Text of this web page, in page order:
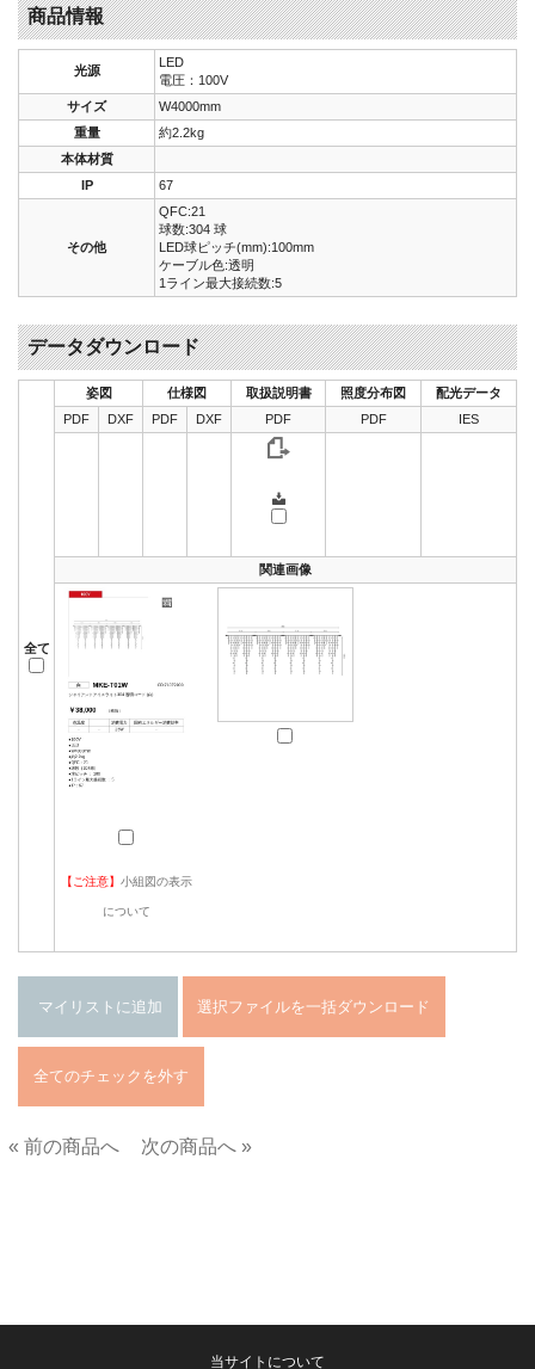
商品情報
光源
LED
電圧：100V
サイズ
W4000mm
重量
約2.2kg
本体材質
IP
67
その他
QFC:21
球数:304 球
LED球ピッチ(mm):100mm
ケーブル色:透明
1ライン最大接続数:5
データダウンロード
全て
姿図 仕様図 取扱説明書 照度分布図
配光データ
PDF
DXF PDF DXF PDF PDF IES
関連画像
【ご注意】 小組図の表示
について
« 前の商品へ
次の商品へ »
当サイトについて